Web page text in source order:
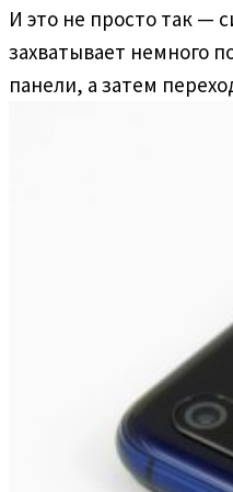
И это не просто так —
захватывает немного
панели, а затем